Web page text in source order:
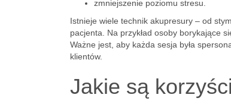
zmniejszenie poziomu stresu.
Istnieje wiele technik akupresury – od
pacjenta. Na przykład osoby borykające
Ważne jest, aby każda sesja była
klientów.
Jakie są